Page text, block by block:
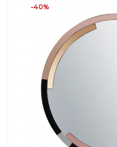
-40%